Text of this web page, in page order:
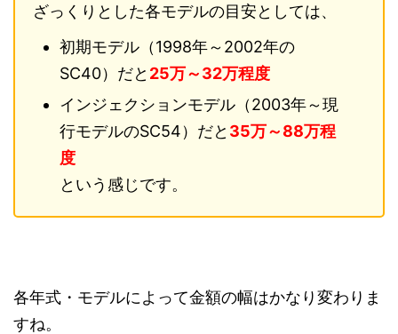
ざっくりとした各モデルの目安としては、
初期モデル（1998年～2002年の
SC40）だと 25万～32万程度
インジェクションモデル（2003年～現
行モデルのSC54）だと 35万～88万程
度
という感じです。
各年式・モデルによって金額の幅はかなり変わりま
すね。